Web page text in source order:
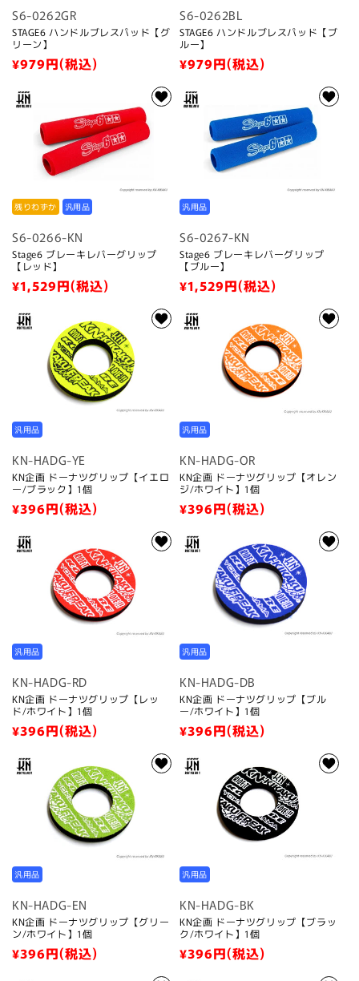
S6-0262GR
STAGE6 ハンドルブレスパッド【グ
リーン】
通
価
¥979円(税込)
S6-0262BL
STAGE6 ハンドルブレスパッド【ブ
ルー】
通
価
¥979円(税込)
残りわずか 汎用品
S6-0266-KN
Stage6 ブレーキレバーグリップ
【レッド】
通
価
¥1,529円(税込)
汎用品
S6-0267-KN
Stage6 ブレーキレバーグリップ
【ブルー】
通
価
¥1,529円(税込)
汎用品
KN-HADG-YE
KN企画 ドーナツグリップ【イエロ
ー/ブラック】1個
通
価
¥396円(税込)
汎用品
KN-HADG-OR
KN企画 ドーナツグリップ【オレン
ジ/ホワイト】1個
通
価
¥396円(税込)
汎用品
KN-HADG-RD
KN企画 ドーナツグリップ【レッ
ド/ホワイト】1個
通
価
¥396円(税込)
汎用品
KN-HADG-DB
KN企画 ドーナツグリップ【ブル
ー/ホワイト】1個
通
価
¥396円(税込)
汎用品
KN-HADG-EN
KN企画 ドーナツグリップ【グリー
ン/ホワイト】1個
通
¥396円(税込)
汎用品
KN-HADG-BK
KN企画 ドーナツグリップ【ブラッ
ク/ホワイト】1個
通
¥396円(税込)